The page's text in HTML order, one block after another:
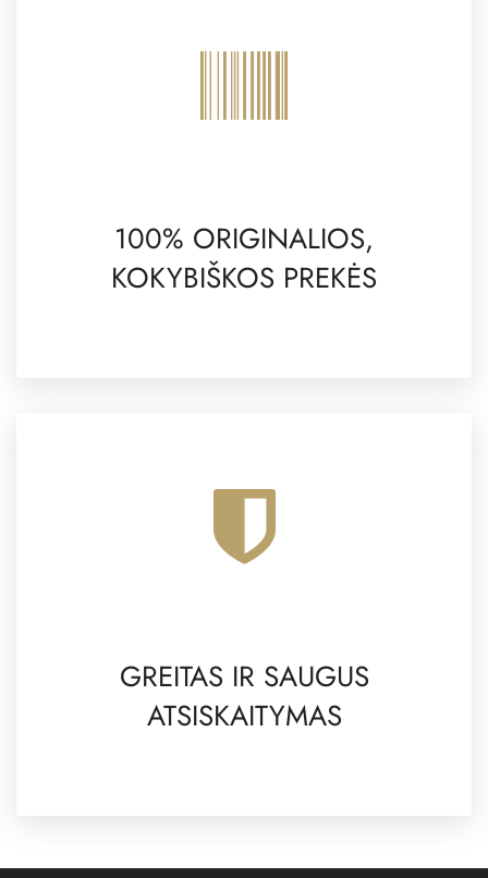
100% ORIGINALIOS,
KOKYBIŠKOS PREKĖS
GREITAS IR SAUGUS
ATSISKAITYMAS